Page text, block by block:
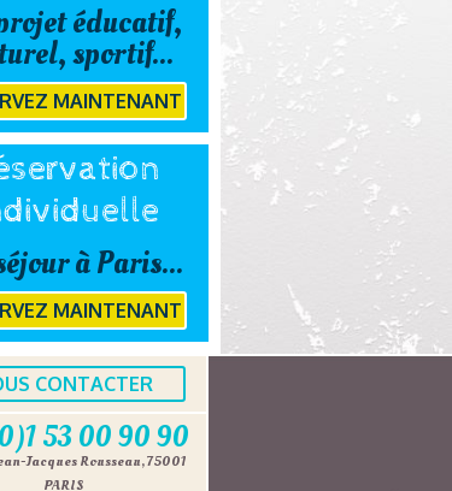
éducatif,
sportif...
MAINTENANT
à Paris...
MAINTENANT
CONTACTER
53 00 90 90
Jacques Rousseau, 75001
PARIS